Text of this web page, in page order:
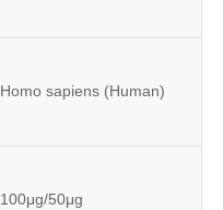
Homo sapiens (Human)
100μg/50μg